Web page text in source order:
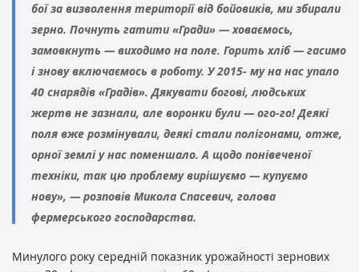
бої за визволення території від бойовиків, ми збирали
зерно. Почнуть гатити «Гради» — ховаємось,
замовкнуть — виходимо на поле. Горить хліб — гасимо
і знову включаємось в роботу. У 2015- му на нас упало
40 снарядів «Градів». Дякувати богові, людських
жертв не зазнали, але воронки були — ого-го! Деякі
поля вже розмінували, деякі стали полігонами, отже,
орної землі у нас поменшало. А щодо понівеченої
техніки, так цю проблему вирішуємо — купуємо
нову», — розповів Микола Спасевич, голова
фермерського господарства.
Минулого року середній показник урожайності зернових